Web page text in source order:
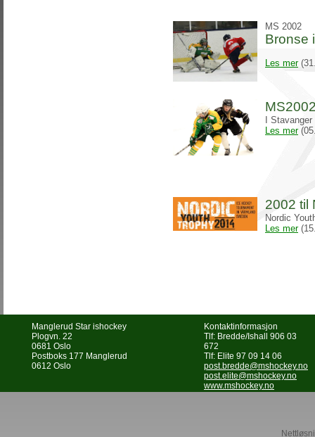
MS 2002
Bronse
Les mer
I
Les mer
2002 til
Nordic
Les mer
Manglerud Star ishockey
Plogvn. 22
0681 Oslo
Postboks 177 Manglerud
0612 Oslo
Kontaktinformasjon
Tlf: Bredde/Ishall 906 03
672
Tlf: Elite 97 09 14 06
post.bredde@mshockey.no
post.elite@mshockey.no
www.mshockey.no